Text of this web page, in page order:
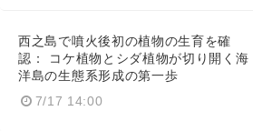
西之島で噴火後初の植物の生育を確
認： コケ植物とシダ植物が切り開く海
洋島の生態系形成の第一歩
7/17 14:00